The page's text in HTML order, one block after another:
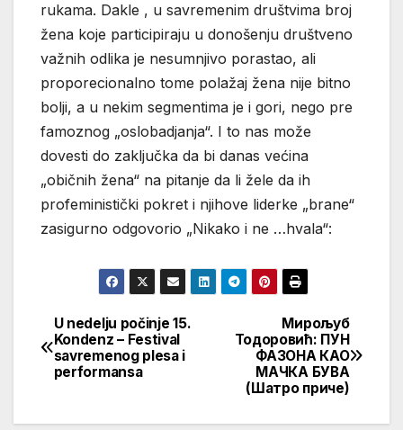
rukama. Dakle , u savremenim društvima broj
žena koje participiraju u donošenju društveno
važnih odlika je nesumnjivo porastao, ali
proporecionalno tome polažaj žena nije bitno
bolji, a u nekim segmentima je i gori, nego pre
famoznog „oslobadjanja“. I to nas može
dovesti do zaključka da bi danas većina
„običnih žena“ na pitanje da li žele da ih
profeministički pokret i njihove liderke „brane“
zasigurno odgovorio „Nikako i ne …hvala“:
Кретање
чланка
Мирољуб
Тодоровић: ПУН
ФАЗОНА КАО
МАЧКА БУВА
(Шатро приче)
U nedelju počinje 15.
Kondenz – Festival
savremenog plesa i
performansa